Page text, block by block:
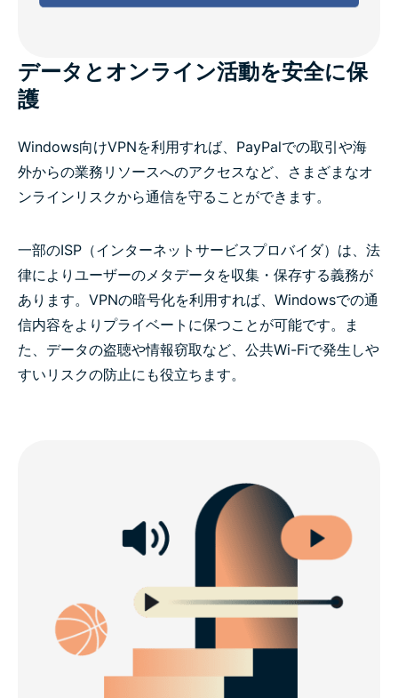
ExpressVPNに関するユーザーの声
FAQ：Windows PC向けVPN
データとオンライン活動を安全に保
護
Windows向けVPNを利用すれば、PayPalでの取引や海
外からの業務リソースへのアクセスなど、さまざまなオ
ンラインリスクから通信を守ることができます。
一部のISP（インターネットサービスプロバイダ）は、法
律によりユーザーのメタデータを収集・保存する義務が
あります。VPNの暗号化を利用すれば、Windowsでの通
信内容をよりプライベートに保つことが可能です。ま
た、データの盗聴や情報窃取など、公共Wi-Fiで発生しや
すいリスクの防止にも役立ちます。